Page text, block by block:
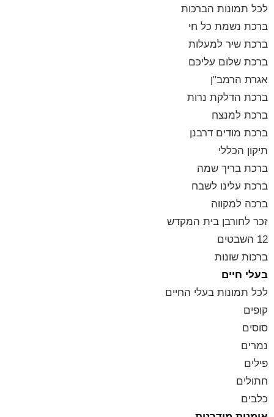
לכל תמונות הברכות
ברכת נשמת כל חי
ברכת שיר למעלות
ברכת שלום עליכם
אגרת הרמב"ן
ברכת הדלקת נרות
ברכת למנצח
ברכת מודים דרבנן
תיקון הכללי
ברכת בריך שמה
ברכת עלינו לשבח
ברכה למקווה
זכר לחורבן בית המקדש
12 השבטים
ברכות שונות
בעלי חיים
לכל תמונות בעלי החיים
קופים
סוסים
נמרים
פילים
חתולים
כלבים